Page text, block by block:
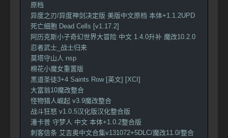
原档
异度之刃/异度神剑决定版 美版中文原档 本体+1.1.2UPD
死亡细胞 Dead Cells [v1.17.2]
阿历克斯小子奇幻世界大冒险 中文 1.4.0升补 魔改10.2.0
忍者武士_战士归来
莫塔守山人 nsp
棉花小魔女重置版
黑道圣徒3+4 Saints Row [英文] [XCI]
大富翁10魔改整合
怪物猎人崛起 v3.9魔改整合
战斗狂怒 v1.0.5汉化版汉化整合版
潘卡普 守梦人 中文 本体+1.0.2整合版
刺客信条 艾吉奥中文合集v131072+5DLC/魔改11.0/整合